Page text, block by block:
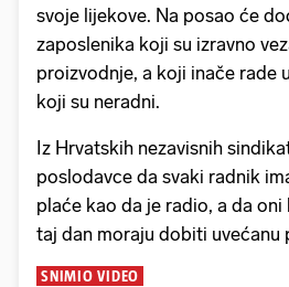
svoje lijekove. Na posao će
zaposlenika koji su izravno
proizvodnje, a koji inače rade
koji su neradni.
Iz Hrvatskih nezavisnih
poslodavce da svaki radnik
plaće kao da je radio, a da
taj dan moraju dobiti uvećanu
SNIMIO VIDEO